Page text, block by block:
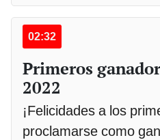
02:32
Primeros
2022
¡Felicidades a los
proclamarse como